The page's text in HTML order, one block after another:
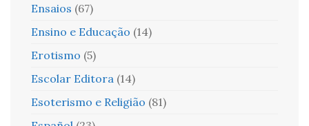
Ensaios (67)
Ensino e Educação (14)
Erotismo (5)
Escolar Editora (14)
Esoterismo e Religião (81)